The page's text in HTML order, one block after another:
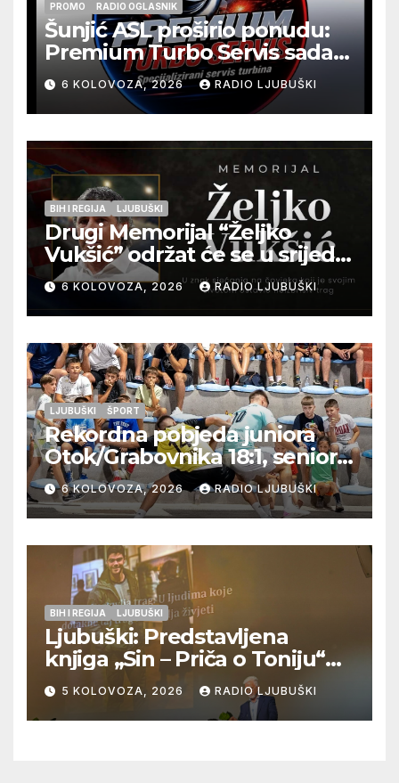
PROMO RADIO OGLASNIK
Šunjić ASL proširio ponudu:
Premium Turbo Servis sada
na jednoj adresi u Ljubuškom
6 KOLOVOZA, 2026 RADIO LJUBUŠKI
BIH I REGIJA LJUBUŠKI
Drugi Memorijal “Željko
Vukšić” održat će se u srijedu
12. kolovoza u Otoku
6 KOLOVOZA, 2026 RADIO LJUBUŠKI
LJUBUŠKI ŠPORT
Rekordna pobjeda juniora
Otok/Grabovnika 18:1, seniori
Pregrađa u četvrtfinalu,
Veljaci i Cerno/Crnopod u
doigravanju, Grljevići završili
natjecanje
6 KOLOVOZA, 2026 RADIO LJUBUŠKI
BIH I REGIJA LJUBUŠKI
Ljubuški: Predstavljena
knjiga „Sin – Priča o Toniju“
dr. sc. Zdenka Hercega
5 KOLOVOZA, 2026 RADIO LJUBUŠKI